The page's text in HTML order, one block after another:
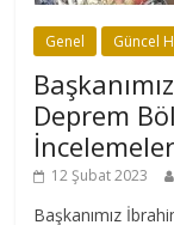
Genel Güncel
Deprem
12 Şubat 2023
Başkanımız